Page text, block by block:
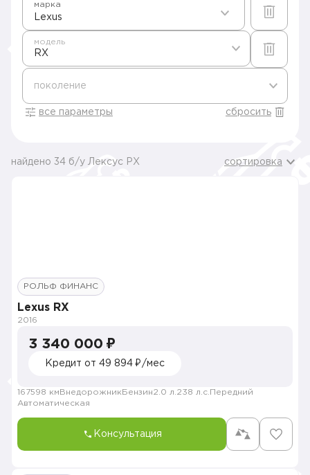
Lexus
марка
RX
модель
поколение
все параметры сбросить
найдено 34 б/у Лексус РХ сортировка
РОЛЬФ ФИНАНС
Lexus RX
2016
3 340 000 ₽
Кредит от 49 894 ₽/мес
167598 км Внедорожник Бензин2.0 л. 238 л.с. Передний
Автоматическая
Консультация